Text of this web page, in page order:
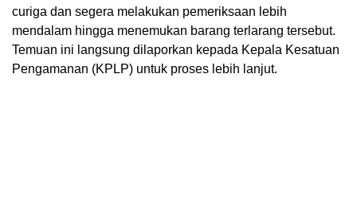
curiga dan segera melakukan pemeriksaan lebih
mendalam hingga menemukan barang terlarang tersebut.
Temuan ini langsung dilaporkan kepada Kepala Kesatuan
Pengamanan (KPLP) untuk proses lebih lanjut.